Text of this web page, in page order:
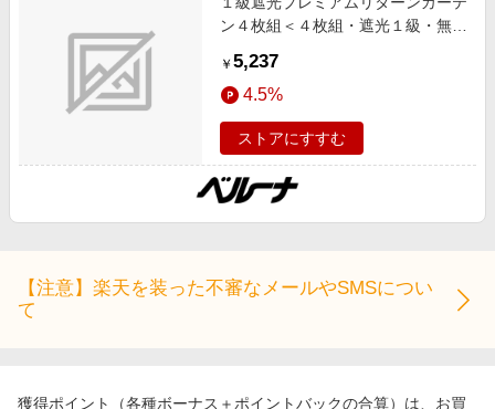
ン４枚組＜４枚組・遮光１級・無
活・リターンカーテン＞ グリーン
１００Ｘ１１０ インテリア iellio 夏
号 1級遮光,UV対策/UVカット,あっ
たかアイテム,形状記憶,断熱,防音
SNS,インテリア,ネット限定
￥ 5,237
4.5%
ストアにすすむ
【注意】楽天を装った不審なメールやSMSについ
て
獲得ポイント（各種ボーナス＋ポイントバックの合算）は、お買